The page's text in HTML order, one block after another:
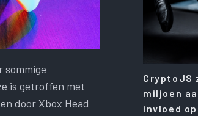
sommige
is getroffen met
door Xbox Head
CryptoJS
miljoen
invloed